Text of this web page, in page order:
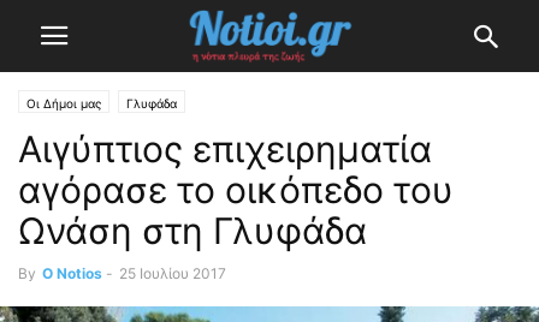
Οι Δήμοι μας Γλυφάδα
Αιγύπτιος επιχειρηματία
αγόρασε το οικόπεδο του
Ωνάση στη Γλυφάδα
By O Notios - 25 Ιουλίου 2017